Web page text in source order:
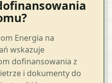
Energia na
wskazuje
dofinansowania z
i dokumenty do